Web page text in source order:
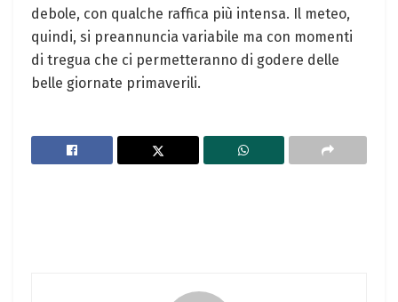
debole, con qualche raffica più intensa. Il meteo,
quindi, si preannuncia variabile ma con momenti
di tregua che ci permetteranno di godere delle
belle giornate primaverili.